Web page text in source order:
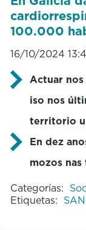
100.000
16/10/2024
Actuar
iso nos
territorio
En dez
mozos
Categorías:
Etiquetas: